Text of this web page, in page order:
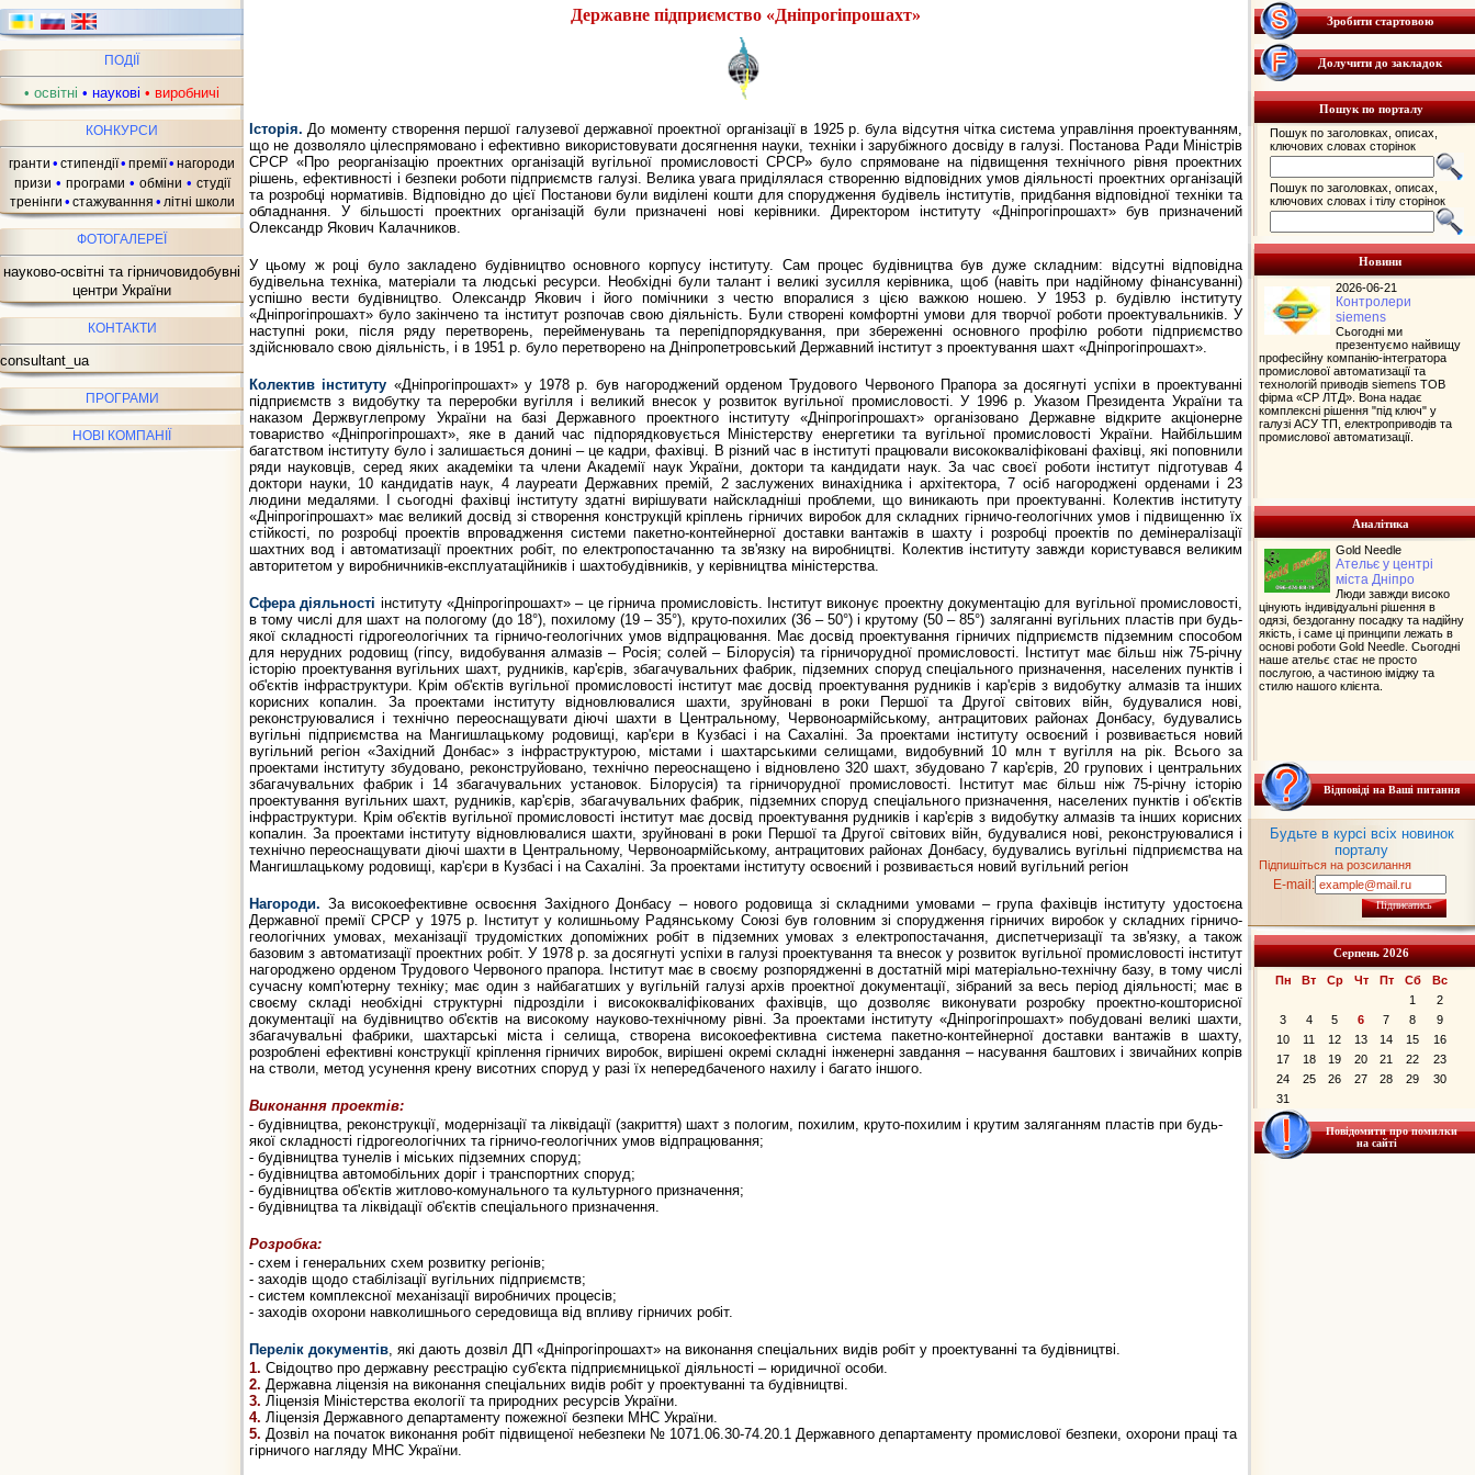
ПОДІЇ
• освітні • наукові • виробничі
КОНКУРСИ
гранти • стипендії• премії• нагороди
призи • програми • обміни • студії
тренінги • стажуванння • літні школи
ФОТОГАЛЕРЕЇ
науково-освітні та гірничовидобувні
центри України
КОНТАКТИ
consultant_ua
ПРОГРАМИ
НОВІ КОМПАНІЇ
Державне підприємство «Дніпрогіпрошахт»
Історія. До моменту створення першої галузевої державної проектної організації в 1925 р. була відсутня чітка система управління проектуванням,
що не дозволяло цілеспрямовано і ефективно використовувати досягнення науки, техніки і зарубіжного досвіду в галузі. Постанова Ради Міністрів
СРСР «Про реорганізацію проектних організацій вугільної промисловості СРСР» було спрямоване на підвищення технічного рівня проектних
рішень, ефективності і безпеки роботи підприємств галузі. Велика увага приділялася створенню відповідних умов діяльності проектних організацій
та розробці нормативів. Відповідно до цієї Постанови були виділені кошти для спорудження будівель інститутів, придбання відповідної техніки та
обладнання. У більшості проектних організацій були призначені нові керівники. Директором інституту «Дніпрогіпрошахт» був призначений
Олександр Якович Калачников.
У цьому ж році було закладено будівництво основного корпусу інституту. Сам процес будівництва був дуже складним: відсутні відповідна
будівельна техніка, матеріали та людські ресурси. Необхідні були талант і великі зусилля керівника, щоб (навіть при надійному фінансуванні)
успішно вести будівництво. Олександр Якович і його помічники з честю впоралися з цією важкою ношею. У 1953 р. будівлю інституту
«Дніпрогіпрошахт» було закінчено та інститут розпочав свою діяльність. Були створені комфортні умови для творчої роботи проектувальників. У
наступні роки, після ряду перетворень, перейменувань та перепідпорядкування, при збереженні основного профілю роботи підприємство
здійснювало свою діяльність, і в 1951 р. було перетворено на Дніпропетровський Державний інститут з проектування шахт «Дніпрогіпрошахт».
Колектив інституту «Дніпрогіпрошахт» у 1978 р. був нагороджений орденом Трудового Червоного Прапора за досягнуті успіхи в проектуванні
підприємств з видобутку та переробки вугілля і великий внесок у розвиток вугільної промисловості. У 1996 р. Указом Президента України та
наказом Держвуглепрому України на базі Державного проектного інституту «Дніпрогіпрошахт» організовано Державне відкрите акціонерне
товариство «Дніпрогіпрошахт», яке в даний час підпорядковується Міністерству енергетики та вугільної промисловості України. Найбільшим
багатством інституту було і залишається донині – це кадри, фахівці. В різний час в інституті працювали висококваліфіковані фахівці, які поповнили
ряди науковців, серед яких академіки та члени Академії наук України, доктори та кандидати наук. За час своєї роботи інститут підготував 4
доктори науки, 10 кандидатів наук, 4 лауреати Державних премій, 2 заслужених винахідника і архітектора, 7 осіб нагороджені орденами і 23
людини медалями. І сьогодні фахівці інституту здатні вирішувати найскладніші проблеми, що виникають при проектуванні. Колектив інституту
«Дніпрогіпрошахт» має великий досвід зі створення конструкцій кріплень гірничих виробок для складних гірничо-геологічних умов і підвищенню їх
стійкості, по розробці проектів впровадження системи пакетно-контейнерної доставки вантажів в шахту і розробці проектів по демінералізації
шахтних вод і автоматизації проектних робіт, по електропостачанню та зв'язку на виробництві. Колектив інституту завжди користувався великим
авторитетом у виробничників-експлуатаційників і шахтобудівників, у керівництва міністерства.
Сфера діяльності інституту «Дніпрогіпрошахт» – це гірнича промисловість. Інститут виконує проектну документацію для вугільної промисловості,
в тому числі для шахт на пологому (до 18°), похилому (19 – 35°), круто-похилих (36 – 50°) і крутому (50 – 85°) заляганні вугільних пластів при будь-
якої складності гідрогеологічних та гірничо-геологічних умов відпрацювання. Має досвід проектування гірничих підприємств підземним способом
для нерудних родовищ (гіпсу, видобування алмазів – Росія; солей – Білорусія) та гірничорудної промисловості. Інститут має більш ніж 75-річну
історію проектування вугільних шахт, рудників, кар'єрів, збагачувальних фабрик, підземних споруд спеціального призначення, населених пунктів і
об'єктів інфраструктури. Крім об'єктів вугільної промисловості інститут має досвід проектування рудників і кар'єрів з видобутку алмазів та інших
корисних копалин. За проектами інституту відновлювалися шахти, зруйновані в роки Першої та Другої світових війн, будувалися нові,
реконструювалися і технічно переоснащувати діючі шахти в Центральному, Червоноармійському, антрацитових районах Донбасу, будувались
вугільні підприємства на Мангишлацькому родовищі, кар'єри в Кузбасі і на Сахаліні. За проектами інституту освоєний і розвивається новий
вугільний регіон «Західний Донбас» з інфраструктурою, містами і шахтарськими селищами, видобувний 10 млн т вугілля на рік. Всього за
проектами інституту збудовано, реконструйовано, технічно переоснащено і відновлено 320 шахт, збудовано 7 кар'єрів, 20 групових і центральних
збагачувальних фабрик і 14 збагачувальних установок. Білорусія) та гірничорудної промисловості. Інститут має більш ніж 75-річну історію
проектування вугільних шахт, рудників, кар'єрів, збагачувальних фабрик, підземних споруд спеціального призначення, населених пунктів і об'єктів
інфраструктури. Крім об'єктів вугільної промисловості інститут має досвід проектування рудників і кар'єрів з видобутку алмазів та інших корисних
копалин. За проектами інституту відновлювалися шахти, зруйновані в роки Першої та Другої світових війн, будувалися нові, реконструювалися і
технічно переоснащувати діючі шахти в Центральному, Червоноармійському, антрацитових районах Донбасу, будувались вугільні підприємства на
Мангишлацькому родовищі, кар'єри в Кузбасі і на Сахаліні. За проектами інституту освоєний і розвивається новий вугільний регіон
Нагороди. За високоефективне освоєння Західного Донбасу – нового родовища зі складними умовами – група фахівців інституту удостоєна
Державної премії СРСР у 1975 р. Інститут у колишньому Радянському Союзі був головним зі спорудження гірничих виробок у складних гірничо-
геологічних умовах, механізації трудомістких допоміжних робіт в підземних умовах з електропостачання, диспетчеризації та зв'язку, а також
базовим з автоматизації проектних робіт. У 1978 р. за досягнуті успіхи в галузі проектування та внесок у розвиток вугільної промисловості інститут
нагороджено орденом Трудового Червоного прапора. Інститут має в своєму розпорядженні в достатній мірі матеріально-технічну базу, в тому числі
сучасну комп'ютерну техніку; має один з найбагатших у вугільній галузі архів проектної документації, зібраний за весь період діяльності; має в
своєму складі необхідні структурні підрозділи і висококваліфікованих фахівців, що дозволяє виконувати розробку проектно-кошторисної
документації на будівництво об'єктів на високому науково-технічному рівні. За проектами інституту «Дніпрогіпрошахт» побудовані великі шахти,
збагачувальні фабрики, шахтарські міста і селища, створена високоефективна система пакетно-контейнерної доставки вантажів в шахту,
розроблені ефективні конструкції кріплення гірничих виробок, вирішені окремі складні інженерні завдання – насування баштових і звичайних копрів
на стволи, метод усунення крену висотних споруд у разі їх непередбаченого нахилу і багато іншого.
Виконання проектів:
- будівництва, реконструкції, модернізації та ліквідації (закриття) шахт з пологим, похилим, круто-похилим і крутим заляганням пластів при будь-
якої складності гідрогеологічних та гірничо-геологічних умов відпрацювання;
- будівництва тунелів і міських підземних споруд;
- будівництва автомобільних доріг і транспортних споруд;
- будівництва об'єктів житлово-комунального та культурного призначення;
- будівництва та ліквідації об'єктів спеціального призначення.
Розробка:
- схем і генеральних схем розвитку регіонів;
- заходів щодо стабілізації вугільних підприємств;
- систем комплексної механізації виробничих процесів;
- заходів охорони навколишнього середовища від впливу гірничих робіт.
Перелік документів , які дають дозвіл ДП «Дніпрогіпрошахт» на виконання спеціальних видів робіт у проектуванні та будівництві.
1. Свідоцтво про державну реєстрацію суб'єкта підприємницької діяльності – юридичної особи.
2. Державна ліцензія на виконання спеціальних видів робіт у проектуванні та будівництві.
3. Ліцензія Міністерства екології та природних ресурсів України.
4. Ліцензія Державного департаменту пожежної безпеки МНС України.
5. Дозвіл на початок виконання робіт підвищеної небезпеки № 1071.06.30-74.20.1 Державного департаменту промислової безпеки, охорони праці та
гірничого нагляду МНС України.
Зробити стартовою
Долучити до закладок
Пошук по порталу
Пошук по заголовках, описах,
ключових словах сторінок
Пошук по заголовках, описах,
ключових словах і тілу сторінок
Новини
2026-06-21
Контролери
siemens
Сьогодні ми
презентуємо найвищу
професійну компанію-інтегратора
промислової автоматизації та
технологій приводів siemens ТОВ
фірма «СР ЛТД». Вона надає
комплексні рішення "під ключ" у
галузі АСУ ТП, електроприводів та
промислової автоматизації.
Аналітика
Gold Needle
Ательє у центрі
міста Дніпро
Люди завжди високо
цінують індивідуальні рішення в
одязі, бездоганну посадку та надійну
якість, і саме ці принципи лежать в
основі роботи Gold Needle. Сьогодні
наше ательє стає не просто
послугою, а частиною іміджу та
стилю нашого клієнта.
Відповіді на Ваші питання
Будьте в курсі всіх новинок
порталу
Підпишіться на розсилання
E-mail:
Підписатись
Серпень 2026
Пн Вт Ср Чт Пт Сб
Вс
1
2
3
4 5 6 7 8
9
10
11 12 13 14 15
16
17
18 19 20 21 22
23
24
25 26 27 28 29
30
31
Повідомити про помилки
на сайті